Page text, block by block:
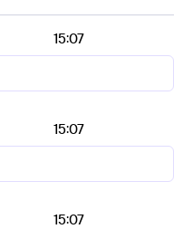
15:07
15:07
15:07